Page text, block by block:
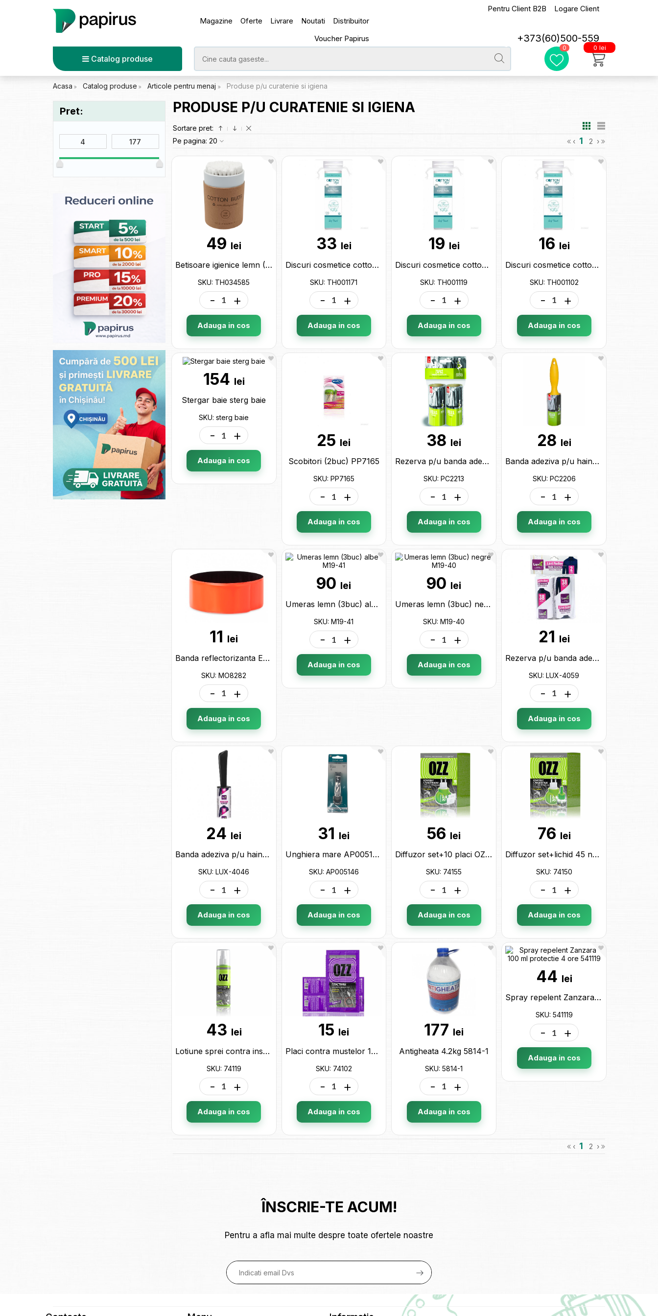
Magazine Oferte Livrare Noutati
Distribuitor
Voucher Papirus
Pentru Client B2B Logare Client
+373(60)500-559
Catalog produse
0 0 lei
Acasa Catalog produse Articole pentru menaj Produse p/u curatenie si igiena
Pret: PRODUSE P/U CURATENIE SI IGIENA
Sortare pret:
Pe pagina: 20 ‹ 1 2 ›
49 lei
Betisoare igienice lemn (100buc) cilindru carton TH034585
SKU: TH034585
- +
Adauga in cos
33 lei
Discuri cosmetice cotton (120buc) TH001171
SKU: TH001171
- +
Adauga in cos
19 lei
Discuri cosmetice cotton (70buc) (442161) TH001119
SKU: TH001119
- +
Adauga in cos
16 lei
Discuri cosmetice cotton (50buc) TH001102
SKU: TH001102
- +
Adauga in cos
154 lei
Stergar baie sterg baie
SKU: sterg baie
- +
Adauga in cos
25 lei
Scobitori (2buc) PP7165
SKU: PP7165
- +
Adauga in cos
38 lei
Rezerva p/u banda adeziva haine 2 buc PC2213
SKU: PC2213
- +
Adauga in cos
28 lei
Banda adeziva p/u haine 36 foi PC2206
SKU: PC2206
- +
Adauga in cos
11 lei
Banda reflectorizanta Enrollo MO8282
SKU: MO8282
- +
Adauga in cos
90 lei
Umeras lemn (3buc) albe M19-41
SKU: M19-41
- +
Adauga in cos
90 lei
Umeras lemn (3buc) negre M19-40
SKU: M19-40
- +
Adauga in cos
21 lei
Rezerva p/u banda adeziva haine 2 buc Luxia LUX-4059
SKU: LUX-4059
- +
Adauga in cos
24 lei
Banda adeziva p/u haine 38 foi Luxia LUX-4046
SKU: LUX-4046
- +
Adauga in cos
31 lei
Unghiera mare AP005146
SKU: AP005146
- +
Adauga in cos
56 lei
Diffuzor set+10 placi OZZ(21202) 74155
SKU: 74155
- +
Adauga in cos
76 lei
Diffuzor set+lichid 45 nopti 30ml OZZ(021211) 74150
SKU: 74150
- +
Adauga in cos
43 lei
Lotiune sprei contra insectelor 100ml OZZ (aloe+musetel) 74119
SKU: 74119
- +
Adauga in cos
15 lei
Placi contra mustelor 10buc OZZ 74102
SKU: 74102
- +
Adauga in cos
177 lei
Antigheata 4.2kg 5814-1
SKU: 5814-1
- +
Adauga in cos
44 lei
Spray repelent Zanzara 100 ml protectie 4 ore 541119
SKU: 541119
- +
Adauga in cos
‹ 1 2 ›
ÎNSCRIE-TE ACUM!
Pentru a afla mai multe despre toate ofertele noastre